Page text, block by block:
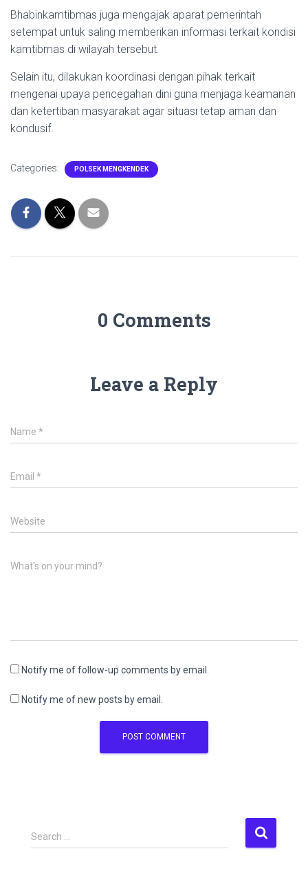
Bhabinkamtibmas juga mengajak aparat pemerintah
setempat untuk saling memberikan informasi terkait kondisi
kamtibmas di wilayah tersebut.
Selain itu, dilakukan koordinasi dengan pihak terkait
mengenai upaya pencegahan dini guna menjaga keamanan
dan ketertiban masyarakat agar situasi tetap aman dan
kondusif.
Categories: POLSEK MENGKENDEK
0 Comments
Leave a Reply
Name *
Email *
Website
What's on your mind?
Notify me of follow-up comments by email.
Notify me of new posts by email.
S
e
Search …